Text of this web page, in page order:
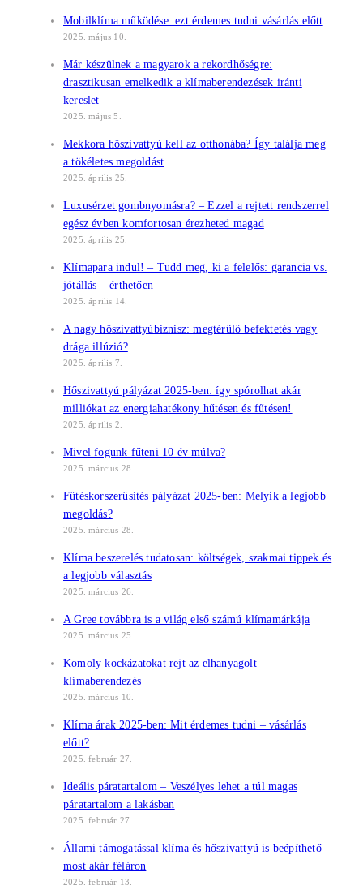
Mobilklíma működése: ezt érdemes tudni vásárlás előtt
2025. május 10.
Már készülnek a magyarok a rekordhőségre:
drasztikusan emelkedik a klímaberendezések iránti
kereslet
2025. május 5.
Mekkora hőszivattyú kell az otthonába? Így találja meg
a tökéletes megoldást
2025. április 25.
Luxusérzet gombnyomásra? – Ezzel a rejtett rendszerrel
egész évben komfortosan érezheted magad
2025. április 25.
Klímapara indul! – Tudd meg, ki a felelős: garancia vs.
jótállás – érthetően
2025. április 14.
A nagy hőszivattyúbiznisz: megtérülő befektetés vagy
drága illúzió?
2025. április 7.
Hőszivattyú pályázat 2025-ben: így spórolhat akár
milliókat az energiahatékony hűtésen és fűtésen!
2025. április 2.
Mivel fogunk fűteni 10 év múlva?
2025. március 28.
Fűtéskorszerűsítés pályázat 2025-ben: Melyik a legjobb
megoldás?
2025. március 28.
Klíma beszerelés tudatosan: költségek, szakmai tippek és
a legjobb választás
2025. március 26.
A Gree továbbra is a világ első számú klímamárkája
2025. március 25.
Komoly kockázatokat rejt az elhanyagolt
klímaberendezés
2025. március 10.
Klíma árak 2025-ben: Mit érdemes tudni – vásárlás
előtt?
2025. február 27.
Ideális páratartalom – Veszélyes lehet a túl magas
páratartalom a lakásban
2025. február 27.
Állami támogatással klíma és hőszivattyú is beépíthető
most akár féláron
2025. február 13.